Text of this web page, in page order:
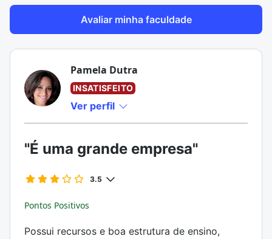
Avaliar minha faculdade
Pamela Dutra
INSATISFEITO
Ver perfil
"É uma grande empresa"
3.5
Pontos Positivos
Possui recursos e boa estrutura de ensino,